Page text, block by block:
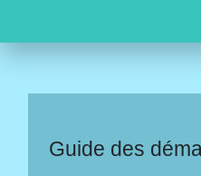
Guide des